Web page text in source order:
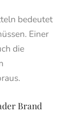
bedeutet
Einer
die
Brand